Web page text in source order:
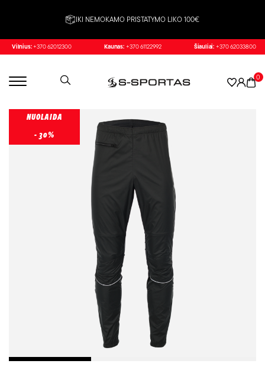
IKI NEMOKAMO PRISTATYMO LIKO 100€
Vilnius: +370 62012300 Kaunas: +370 61122992 Šiauliai: +370 62033800
0
NUOLAIDA
- 30%